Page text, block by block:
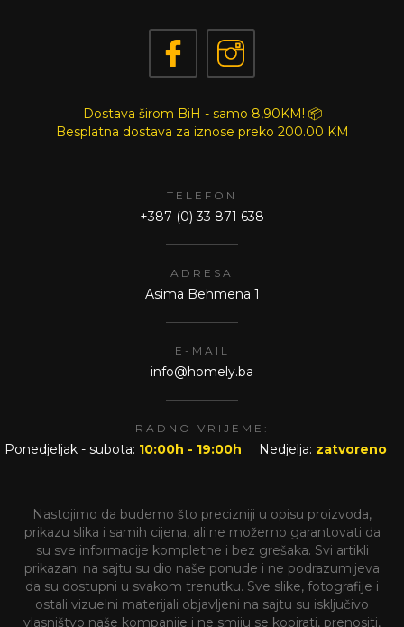
Dostava širom BiH - samo 8,90KM! 📦
Besplatna dostava za iznose preko 200.00 KM
TELEFON
+387 (0) 33 871 638
ADRESA
Asima Behmena 1
E-MAIL
info@homely.ba
RADNO VRIJEME:
Ponedjeljak - subota: 10:00h - 19:00h Nedjelja: zatvoreno
Nastojimo da budemo što precizniji u opisu proizvoda,
prikazu slika i samih cijena, ali ne možemo garantovati da
su sve informacije kompletne i bez grešaka. Svi artikli
prikazani na sajtu su dio naše ponude i ne podrazumijeva
da su dostupni u svakom trenutku. Sve slike, fotografije i
ostali vizuelni materijali objavljeni na sajtu su isključivo
vlasništvo naše kompanije i ne smiju se kopirati, prenositi,